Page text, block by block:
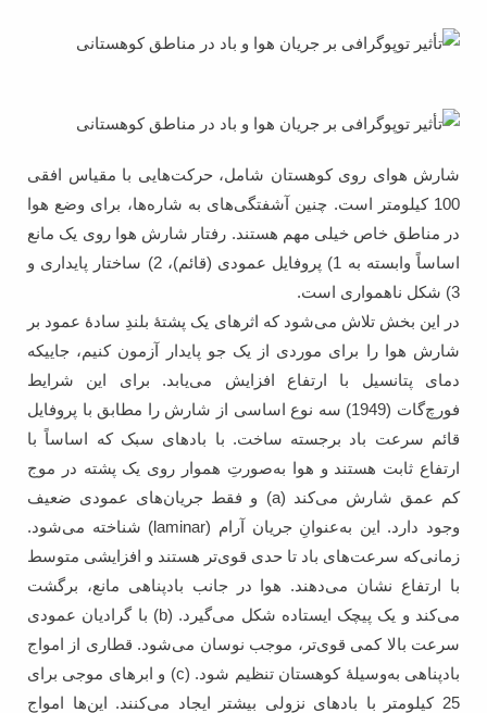
شارش هوای روی کوهستان شامل، حرکت‌هایی با مقیاس افقی
100 کیلومتر است. چنین آشفتگی‌های به شاره‌ها، برای وضع هوا
در مناطق خاص خیلی مهم هستند. رفتار شارش هوا روی یک مانع
اساساً وابسته به 1) پروفایل عمودی (قائم)، 2) ساختار پایداری و
3) شکل ناهمواری است.
در این بخش تلاش می‌شود که اثرهای یک پشتۀ بلندِ سادۀ عمود بر
شارش هوا را برای موردی از یک جو پایدار آزمون کنیم، جاییکه
دمای پتانسیل با ارتفاع افزایش می‌یابد. برای این شرایط
فورچ‌گات (1949) سه نوع اساسی از شارش را مطابق با پروفایل
قائم سرعت باد برجسته ساخت. با بادهای سبک که اساساً با
ارتفاع ثابت هستند و هوا به‌صورتِ هموار روی یک پشته در موج
کم عمق شارش می‌کند (a) و فقط جریان‌های عمودی ضعیف
وجود دارد. این به‌عنوانِ جریان آرام (laminar) شناخته می‌شود.
زمانی‌که سرعت‌های باد تا حدی قوی‌تر هستند و افزایشی متوسط
با ارتفاع نشان می‌دهند. هوا در جانب بادپناهی مانع، برگشت
می‌کند و یک پیچک ایستاده شکل می‌گیرد. (b) با گرادیان عمودی
سرعت بالا کمی قوی‌تر، موجب نوسان می‌شود. قطاری از امواج
بادپناهی به‌وسیلۀ کوهستان تنظیم شود. (c) و ابرهای موجی برای
25 کیلومتر با بادهای نزولی بیشتر ایجاد می‌کنند. این‌ها امواج